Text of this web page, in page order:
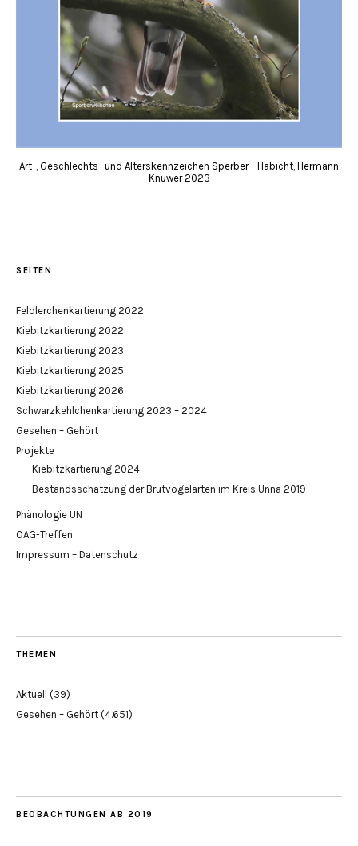
Art-, Geschlechts- und Alterskennzeichen Sperber - Habicht, Hermann
Knüwer 2023
SEITEN
Feldlerchenkartierung 2022
Kiebitzkartierung 2022
Kiebitzkartierung 2023
Kiebitzkartierung 2025
Kiebitzkartierung 2026
Schwarzkehlchenkartierung 2023 – 2024
Gesehen – Gehört
Projekte
Kiebitzkartierung 2024
Bestandsschätzung der Brutvogelarten im Kreis Unna 2019
Phänologie UN
OAG-Treffen
Impressum – Datenschutz
THEMEN
Aktuell
(39)
Gesehen – Gehört (4.651)
BEOBACHTUNGEN AB 2019